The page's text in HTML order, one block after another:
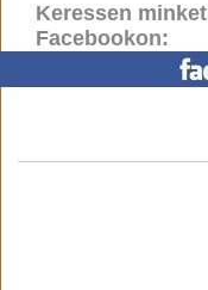
Keressen minket
Facebookon: